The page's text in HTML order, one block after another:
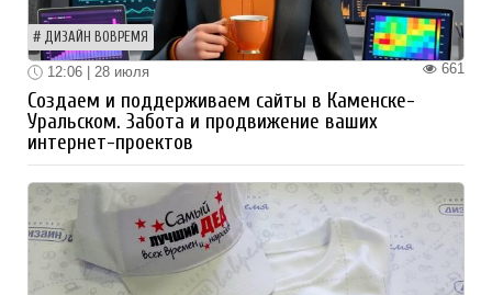
ДИЗАЙН ВОВРЕМЯ
661
12:06 | 28 июля
Создаем и поддерживаем сайты в Каменске-
Уральском. Забота и продвижение ваших
интернет-проектов